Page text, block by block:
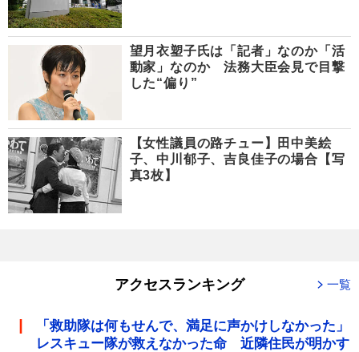
望月衣塑子氏は「記者」なのか「活
動家」なのか 法務大臣会見で目撃
した“偏り”
【女性議員の路チュー】田中美絵
子、中川郁子、吉良佳子の場合【写
真3枚】
アクセスランキング 一覧
「救助隊は何もせんで、満足に声かけしなかった」
レスキュー隊が救えなかった命 近隣住民が明かす